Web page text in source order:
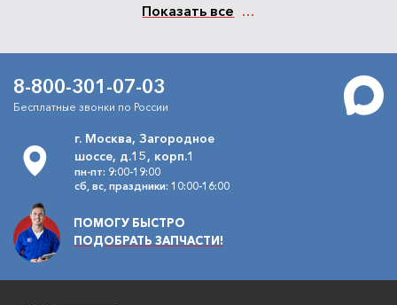
Колодки передние Форд
Фокус-2,3 TRW
Артикул
GDB1583
В наличии
Показать все
8-800-301-07-03
Бесплатные звонки по России
г. Москва, Загородное
шоссе, д.15, корп.1
пн-пт: 9:00-19:00
сб, вс, праздники: 10:00-16:00
ПОМОГУ БЫСТРО
ПОДОБРАТЬ ЗАПЧАСТИ!